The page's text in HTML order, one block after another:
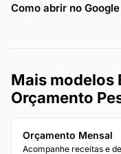
Como abrir no
Mais modelos
Orçamento
Orçamento Mensal
Acompanhe receitas e